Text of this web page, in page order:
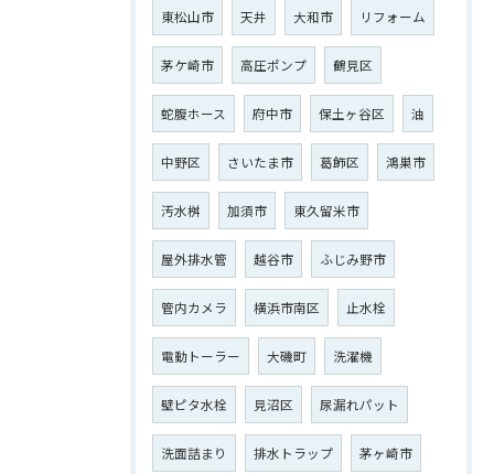
東松山市 天井 大和市 リフォーム
茅ケ崎市 高圧ポンプ 鶴見区
蛇腹ホース 府中市 保土ヶ谷区 油
中野区 さいたま市 葛飾区 鴻巣市
汚水桝 加須市 東久留米市
屋外排水管 越谷市 ふじみ野市
管内カメラ 横浜市南区 止水栓
電動トーラー 大磯町 洗濯機
壁ピタ水栓 見沼区 尿漏れパット
洗面詰まり 排水トラップ 茅ヶ崎市
ご相談はこちら